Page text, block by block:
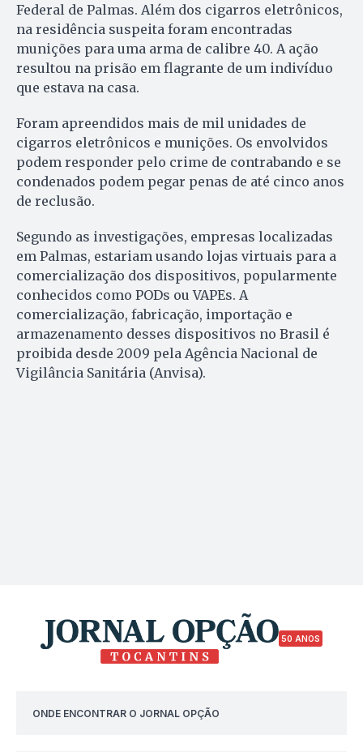
Federal de Palmas. Além dos cigarros eletrônicos,
na residência suspeita foram encontradas
munições para uma arma de calibre 40. A ação
resultou na prisão em flagrante de um indivíduo
que estava na casa.
Foram apreendidos mais de mil unidades de
cigarros eletrônicos e munições. Os envolvidos
podem responder pelo crime de contrabando e se
condenados podem pegar penas de até cinco anos
de reclusão.
Segundo as investigações, empresas localizadas
em Palmas, estariam usando lojas virtuais para a
comercialização dos dispositivos, popularmente
conhecidos como PODs ou VAPEs. A
comercialização, fabricação, importação e
armazenamento desses dispositivos no Brasil é
proibida desde 2009 pela Agência Nacional de
Vigilância Sanitária (Anvisa).
50 ANOS
ONDE ENCONTRAR O JORNAL OPÇÃO